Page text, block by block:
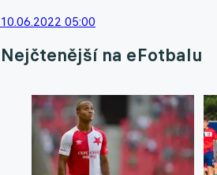
10.06.2022 05:00
Nejčtenější na eFotbalu